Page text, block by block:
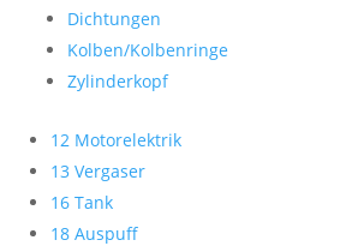
Dichtungen
Kolben/Kolbenringe
Zylinderkopf
12 Motorelektrik
13 Vergaser
16 Tank
18 Auspuff